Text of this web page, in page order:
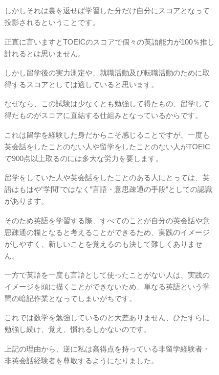
しかしそれは裏を返せば学習した分だけ自分にスコアとなって
投影されるということです。
正直に言いますとTOEICのスコアで個々の英語能力が100％推し
計れるとは思いません。
しかし留学後の実力測定や、就職活動及び転職活動のために取
得するスコアとしては適していると思います。
なぜなら、この試験は少なくとも勉強して得たもの、留学して
得たものがスコアに直結する仕組みとなっているからです。
これは留学を経験した身だからこそ感じることですが、一度も
英会話をしたことのない人や留学をしたことのない人がTOEIC
で900点以上取るのには多大な労力を要します。
留学をしていた人や英会話をしたことのある人にとっては、英
語はもはや”学問”ではなく”言語・意思疎通の手段”としての認識
があります。
そのため英語を学習する際、すべてのことが自分の英会話や意
思疎通の糧となると考えることができるため、実践のイメージ
がしやすく、新しいことを覚えるのも決して難しくありませ
ん。
一方で英語を一度も言語として使ったことがない人は、実践の
イメージを頭に描くことができないため、単なる英語という学
問の暗記作業となってしまいがちです。
これでは数学を勉強しているのと大差ありません、ひたすらに
勉強し続け、覚え、慣れるしかないのです。
上記の理由から、逆に私は高得点を持っている非留学経験者・
非英会話経験者を尊敬するようになりました。